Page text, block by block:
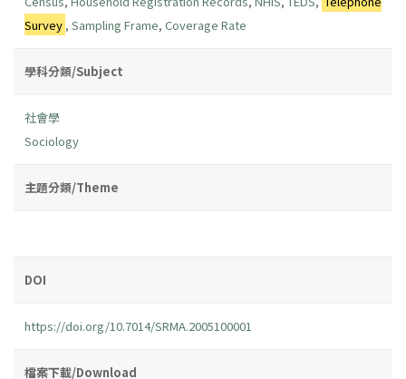
Survey , Sampling Frame, Coverage Rate
學科分類/Subject
社會學
Sociology
主題分類/Theme
DOI
https://doi.org/10.7014/SRMA.2005100001
檔案下載/Download